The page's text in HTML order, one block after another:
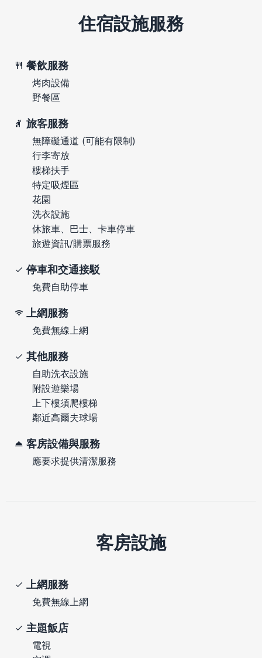
住宿設施服務
餐飲服務
烤肉設備
野餐區
旅客服務
無障礙通道 (可能有限制)
行李寄放
樓梯扶手
特定吸煙區
花園
洗衣設施
休旅車、巴士、卡車停車
旅遊資訊/購票服務
停車和交通接駁
免費自助停車
上網服務
免費無線上網
其他服務
自助洗衣設施
附設遊樂場
上下樓須爬樓梯
鄰近高爾夫球場
客房設備與服務
應要求提供清潔服務
客房設施
上網服務
免費無線上網
主題飯店
電視